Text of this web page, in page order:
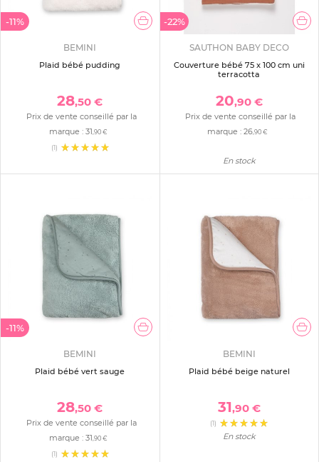
-11%
BEMINI
Plaid bébé pudding
28,50 €
Prix de vente conseillé par la
marque :31,90 €
(1)
-22%
SAUTHON BABY DECO
Couverture bébé 75 x 100 cm uni
terracotta
20,90 €
Prix de vente conseillé par la
marque :26,90 €
En stock
-11%
BEMINI
Plaid bébé vert sauge
28,50 €
Prix de vente conseillé par la
marque :31,90 €
(1)
BEMINI
Plaid bébé beige naturel
31,90 €
(1)
En stock